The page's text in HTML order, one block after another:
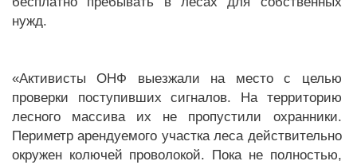
нужд.
«Активисты ОНФ выезжали на место с целью
проверки поступивших сигналов. На территорию
лесного массива их не пропустили охранники.
Периметр арендуемого участка леса действительно
окружен колючей проволокой. Пока не полностью,